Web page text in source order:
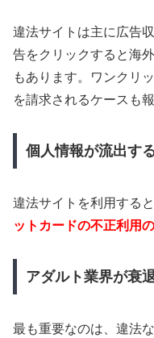
違法サイトは主に広告
告をクリックすると海
もあります。ワンクリ
を請求されるケースも
個人情報が流出す
違法サイトを利用すると
ットカードの不正利用
アダルト業界が衰
最も重要なのは、違法